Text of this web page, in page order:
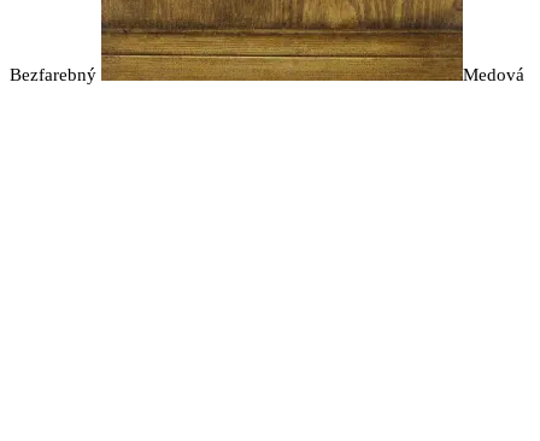
Bezfarebný Medová